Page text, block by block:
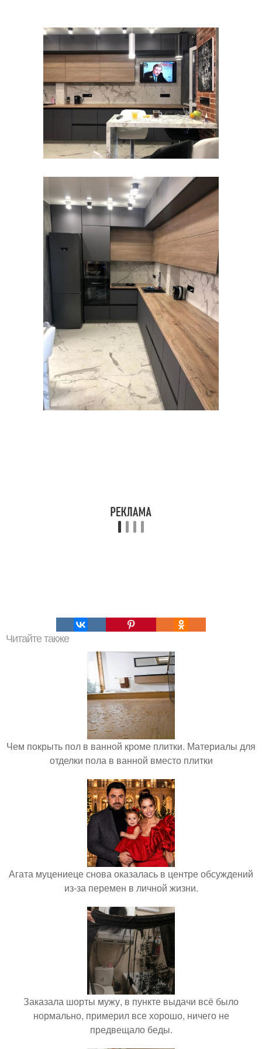
Читайте также
Чем покрыть пол в ванной кроме плитки. Материалы для
отделки пола в ванной вместо плитки
Агата муцениеце снова оказалась в центре обсуждений
из-за перемен в личной жизни.
Заказала шорты мужу, в пункте выдачи всё было
нормально, примерил все хорошо, ничего не
предвещало беды.